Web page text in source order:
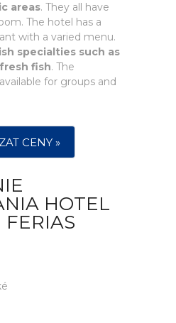
areas. They all have
The hotel has a
with a varied menu.
specialties such as
fish. The
for groups and
CENY »
HOTEL